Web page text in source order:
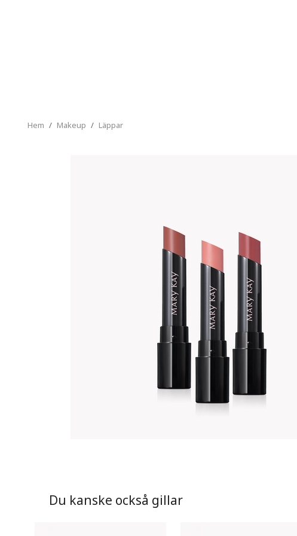
Hem / Makeup / Läppar
Du kanske också gillar